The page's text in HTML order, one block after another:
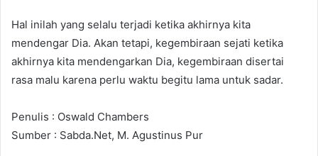
Hal inilah yang selalu terjadi ketika akhirnya kita
mendengar Dia. Akan tetapi, kegembiraan sejati ketika
akhirnya kita mendengarkan Dia, kegembiraan disertai
rasa malu karena perlu waktu begitu lama untuk sadar.
Penulis : Oswald Chambers
Sumber : Sabda.Net, M. Agustinus Pur